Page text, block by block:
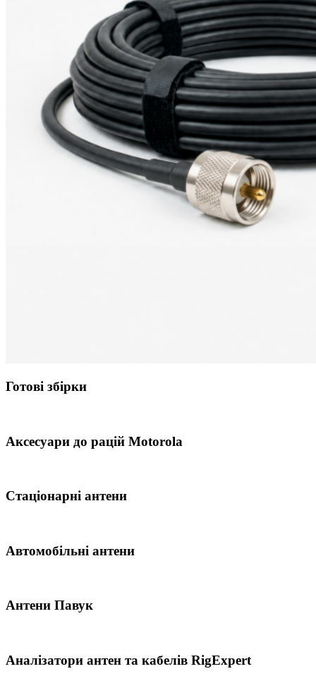
Готові збірки
Аксесуари до рацій Motorola
Стаціонарні антени
Автомобільні антени
Антени Павук
Аналізатори антен та кабелів RigExpert